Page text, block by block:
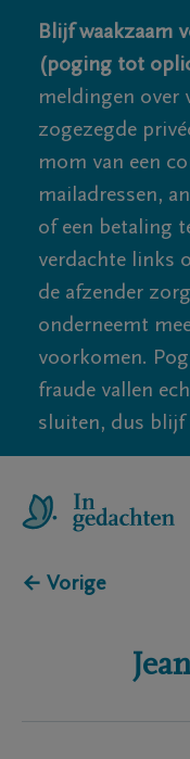
Blijf waakzaam
(poging tot
meldingen over
zogezegde
mom van een
mailadressen,
of een betaling
verdachte links
de afzender
onderneemt
voorkomen.
fraude vallen
sluiten, dus blijf
← Vorige